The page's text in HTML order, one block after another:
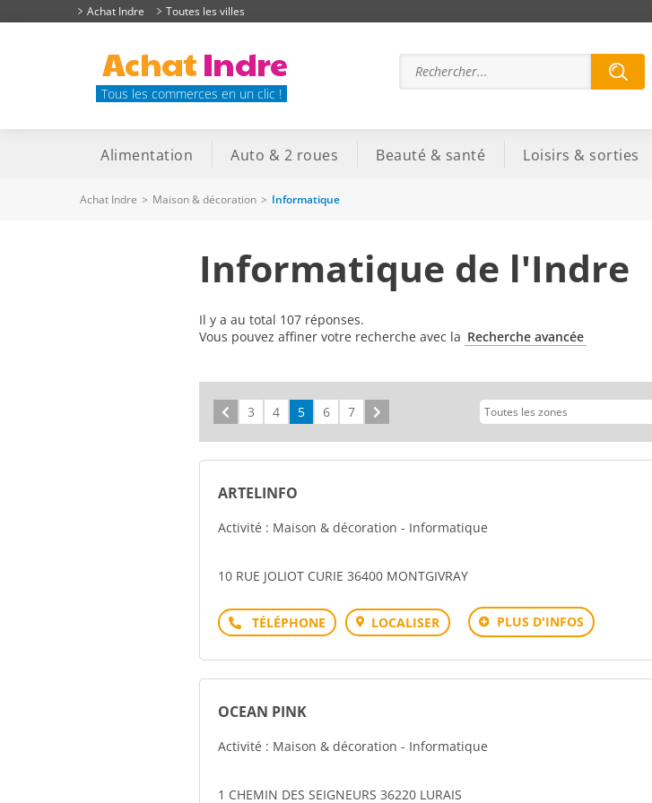
Achat Indre Toutes les villes
AchatIndre
Tous les commerces en un clic !
Alimentation Auto & 2 roues Beauté & santé Loisirs & sorties
Achat Indre > Maison & décoration > Informatique
Informatique de l'Indre
Il y a au total 107 réponses.
Vous pouvez affiner votre recherche avec la Recherche avancée
Précédent
3 4 5 6 7
ARTELINFO
Activité : Maison & décoration - Informatique
10 RUE JOLIOT CURIE 36400 MONTGIVRAY
Téléphone LOCALISER PLUS D'INFOS
OCEAN PINK
Activité : Maison & décoration - Informatique
1 CHEMIN DES SEIGNEURS 36220 LURAIS